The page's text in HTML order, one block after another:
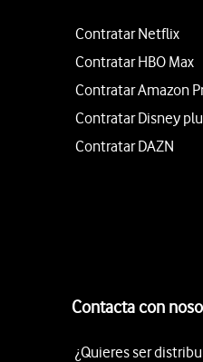
Contratar Netflix
Contratar HBO Max
Contratar Amazon
Contratar Disney
Contratar DAZN
Contacta con
¿Quieres ser